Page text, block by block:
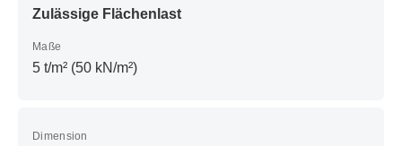
Zulässige Flächenlast
Maße
5 t/m² (50 kN/m²)
Dimension